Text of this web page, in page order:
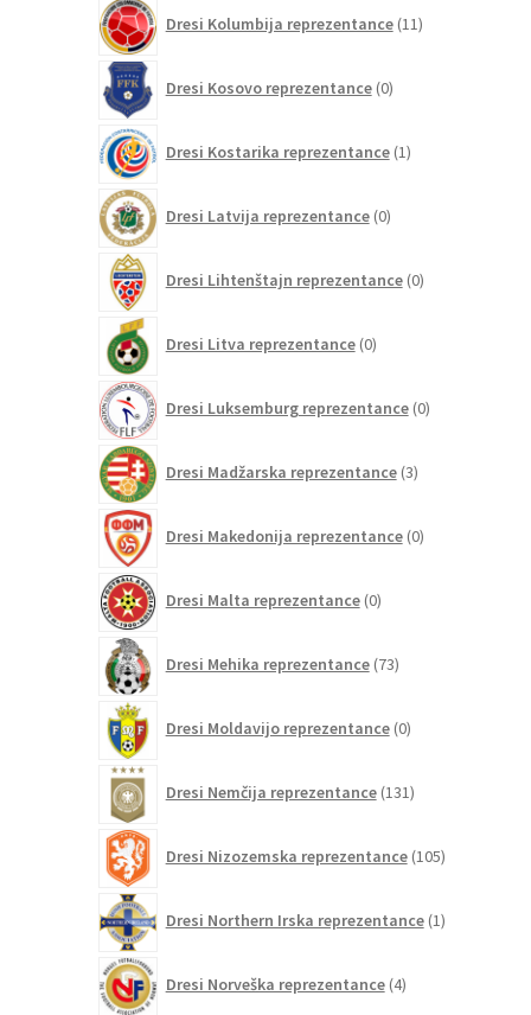
Dresi Kolumbija reprezentance 11izdelkov
Dresi Kosovo reprezentance 0izdelkov
Dresi Kostarika reprezentance 1izdelek
Dresi Latvija reprezentance 0izdelkov
Dresi Lihtenštajn reprezentance 0izdelkov
Dresi Litva reprezentance 0izdelkov
Dresi Luksemburg reprezentance 0izdelkov
Dresi Madžarska reprezentance 3izdelki
Dresi Makedonija reprezentance 0izdelkov
Dresi Malta reprezentance 0izdelkov
Dresi Mehika reprezentance 73izdelkov
Dresi Moldavijo reprezentance 0izdelkov
Dresi Nemčija reprezentance 131izdelkov
Dresi Nizozemska reprezentance 105izdelkov
Dresi Northern Irska reprezentance 1izdelek
Dresi Norveška reprezentance 4izdelki